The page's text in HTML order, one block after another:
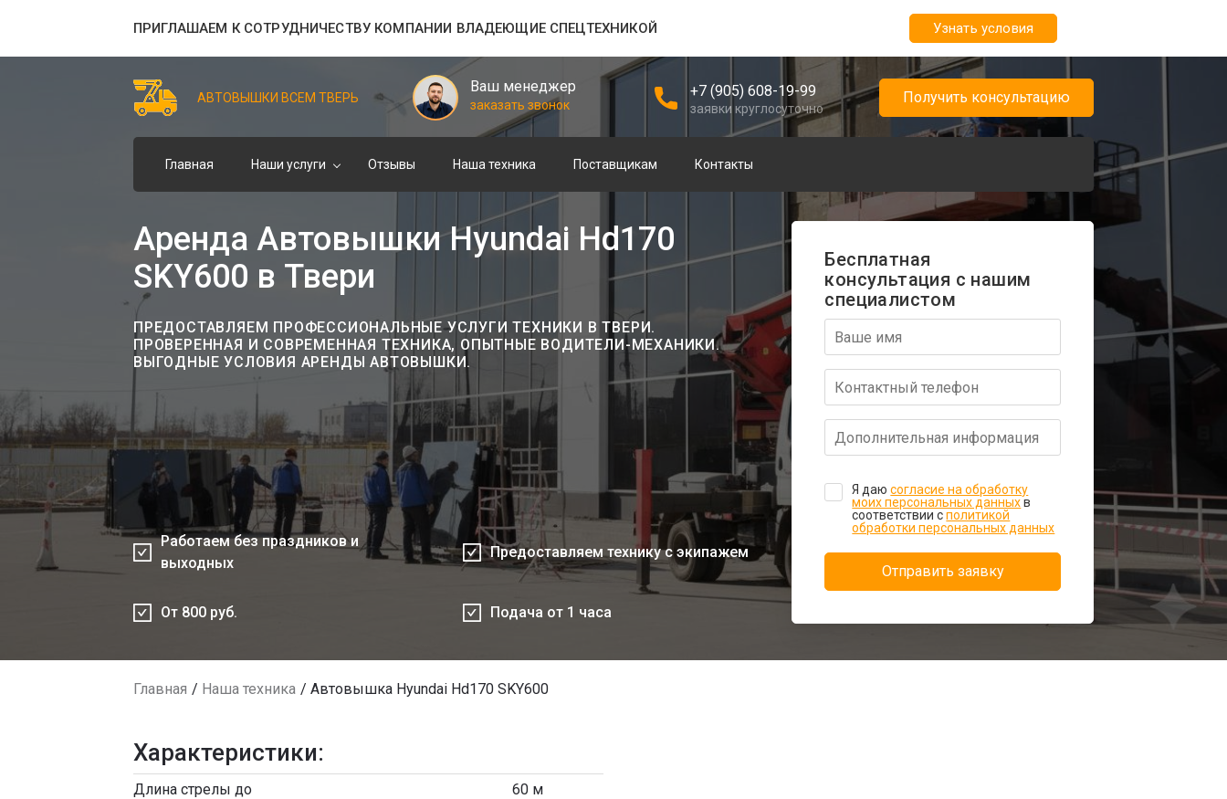
ПРИГЛАШАЕМ К СОТРУДНИЧЕСТВУ КОМПАНИИ ВЛАДЕЮЩИЕ СПЕЦТЕХНИКОЙ Узнать условия
АВТОВЫШКИ ВСЕМ ТВЕРЬ
Ваш менеджер
заказать звонок
+7 (905) 608-19-99
заявки круглосуточно
Получить консультацию
Главная Наши услуги Отзывы Наша техника Поставщикам Контакты
Аренда Автовышки Hyundai Hd170
SKY600 в Твери
ПРЕДОСТАВЛЯЕМ ПРОФЕССИОНАЛЬНЫЕ УСЛУГИ ТЕХНИКИ В ТВЕРИ.
ПРОВЕРЕННАЯ И СОВРЕМЕННАЯ ТЕХНИКА, ОПЫТНЫЕ ВОДИТЕЛИ-МЕХАНИКИ.
ВЫГОДНЫЕ УСЛОВИЯ АРЕНДЫ АВТОВЫШКИ.
Работаем без праздников и
выходных
Предоставляем технику с экипажем
От 800 руб. Подача от 1 часа
Бесплатная
консультация с нашим
специалистом
Я даюсогласие на обработку
моих персональных данныхв
соответствии сполитикой
обработки персональных данных
Отправить заявку
Главная Наша техника Автовышка Hyundai Hd170 SKY600
Характеристики:
Длина стрелы до
60 м